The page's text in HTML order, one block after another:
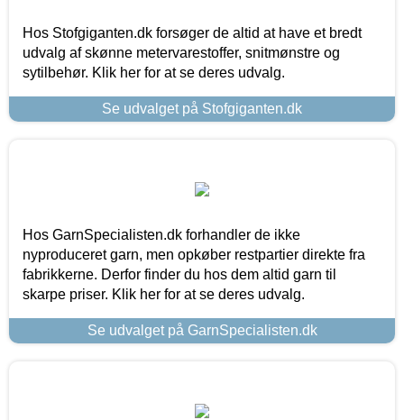
Hos Stofgiganten.dk forsøger de altid at have et bredt
udvalg af skønne metervarestoffer, snitmønstre og
sytilbehør. Klik her for at se deres udvalg.
Se udvalget på Stofgiganten.dk
Hos GarnSpecialisten.dk forhandler de ikke
nyproduceret garn, men opkøber restpartier direkte fra
fabrikkerne. Derfor finder du hos dem altid garn til
skarpe priser. Klik her for at se deres udvalg.
Se udvalget på GarnSpecialisten.dk